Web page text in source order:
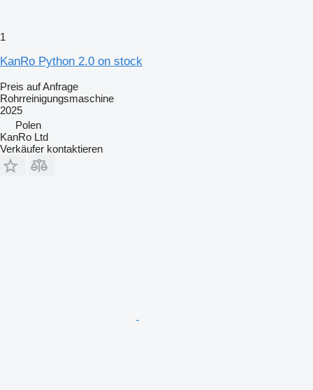
1
KanRo Python 2.0 on stock
Preis auf Anfrage
Rohrreinigungsmaschine
2025
Polen
KanRo Ltd
Verkäufer kontaktieren